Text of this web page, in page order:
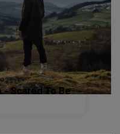
- Scared To Be